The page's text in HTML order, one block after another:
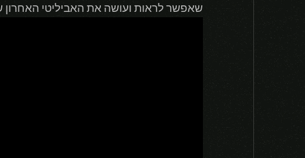
שאפשר לראות ועושה את האביליטי האחרון שעשית